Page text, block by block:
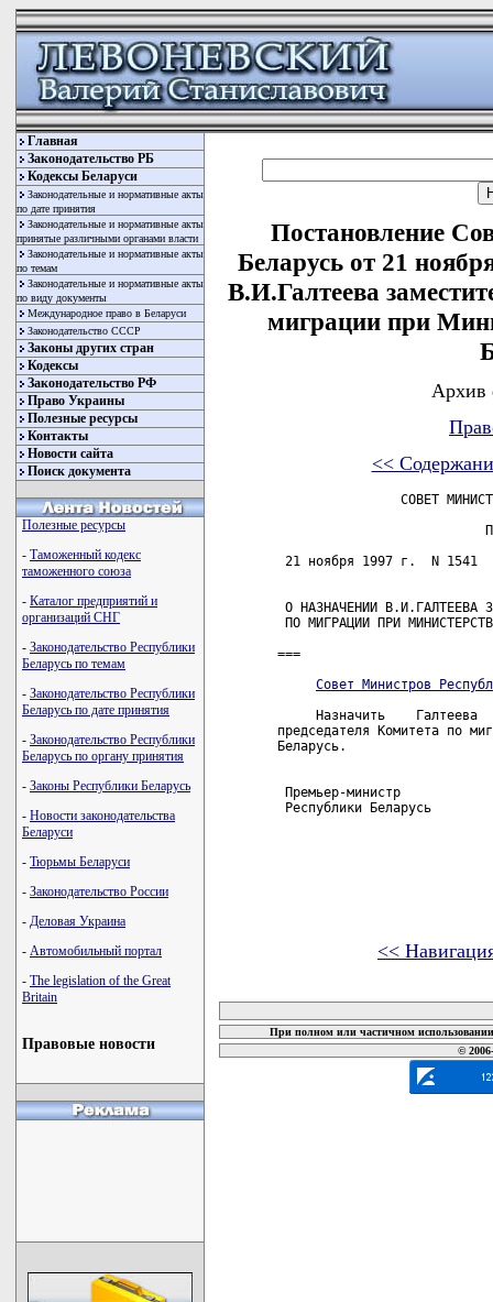
Главная
Законодательство РБ
Кодексы Беларуси
Законодательные и нормативные акты
по дате принятия
Законодательные и нормативные акты
принятые различными органами власти
Законодательные и нормативные акты
по темам
Законодательные и нормативные акты
по виду документы
Международное право в Беларуси
Законодательство СССР
Законы других стран
Кодексы
Законодательство РФ
Право Украины
Полезные ресурсы
Контакты
Новости сайта
Поиск документа
Полезные ресурсы
- Таможенный кодекс
таможенного союза
- Каталог предприятий и
организаций СНГ
- Законодательство Республики
Беларусь по темам
- Законодательство Республики
Беларусь по дате принятия
- Законодательство Республики
Беларусь по органу принятия
- Законы Республики Беларусь
- Новости законодательства
Беларуси
- Тюрьмы Беларуси
- Законодательство России
- Деловая Украина
- Автомобильный портал
- The legislation of the Great
Britain
Правовые новости
Постановление
Беларусь от 21
В.И.Галтеева
миграции при
Архив
<<
СОВЕТ
21 ноября 1997 г.  N
О НАЗНАЧЕНИИ В.И.ГАЛТЕЕВА
ПО МИГРАЦИИ ПРИ
===
Совет Министров
Назначить    Галтеева
председателя Комитета по
Беларусь.
Премьер-министр
Республики
<<
При полном или частичном
©